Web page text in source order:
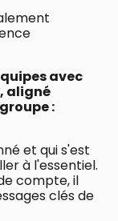
avec
aligné
:
et qui s'est
à l'essentiel.
compte, il
clés de